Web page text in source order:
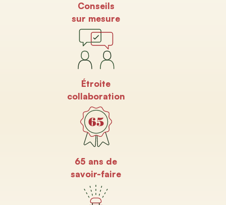
Conseils
sur mesure
Étroite
collaboration
65 ans de
savoir-faire